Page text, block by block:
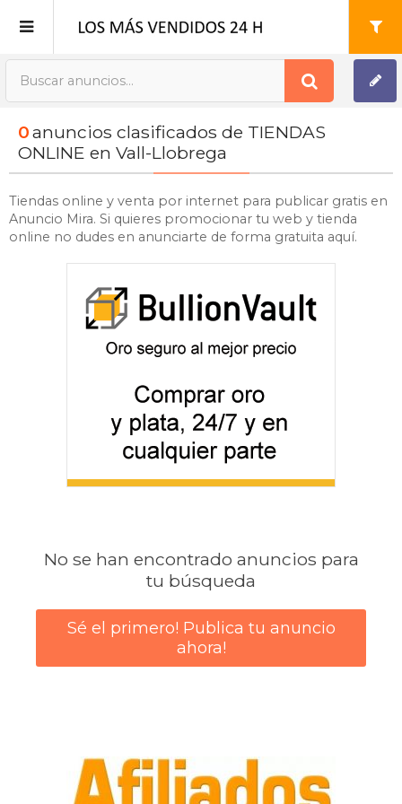
Publica tu Anuncio
Registro
0anuncios clasificados de TIENDAS
ONLINE en Vall-Llobrega
Tiendas online y venta por internet para publicar gratis en
Anuncio Mira. Si quieres promocionar tu web y tienda
online no dudes en anunciarte de forma gratuita aquí.
No se han encontrado anuncios para
tu búsqueda
Sé el primero! Publica tu anuncio
ahora!